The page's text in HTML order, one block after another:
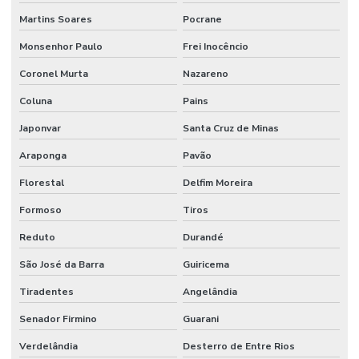
Martins Soares Pocrane
Monsenhor Paulo Frei Inocêncio
Coronel Murta Nazareno
Coluna Pains
Japonvar Santa Cruz de Minas
Araponga Pavão
Florestal Delfim Moreira
Formoso Tiros
Reduto Durandé
São José da Barra Guiricema
Tiradentes Angelândia
Senador Firmino Guarani
Verdelândia Desterro de Entre Rios